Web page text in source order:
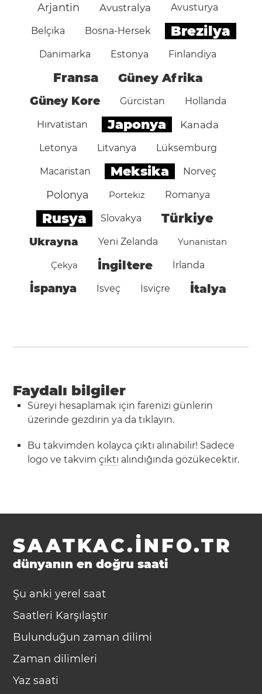
Arjantin Avustralya Avusturya
Belçika Bosna-Hersek Brezilya
Danimarka Estonya Finlandiya
Fransa Güney Afrika
Güney Kore Gürcistan Hollanda
Hırvatistan Japonya Kanada
Letonya Litvanya Lüksemburg
Macaristan Meksika Norveç
Polonya Portekiz Romanya
Rusya Slovakya Türkiye
Ukrayna Yeni Zelanda Yunanistan
Çekya İngiltere İrlanda
İspanya İsveç İsviçre İtalya
Faydalı bilgiler
Süreyi hesaplamak için farenizi günlerin
üzerinde gezdirin ya da tıklayın.
Bu takvimden kolayca çıktı alınabilir! Sadece
logo ve takvimçıktı alındığında gözükecektir.
SAATKAC.INFO.TR
dünyanın en doğru saati
Şu anki yerel saat
Saatleri Karşılaştır
Bulunduğun zaman dilimi
Zaman dilimleri
Yaz saati